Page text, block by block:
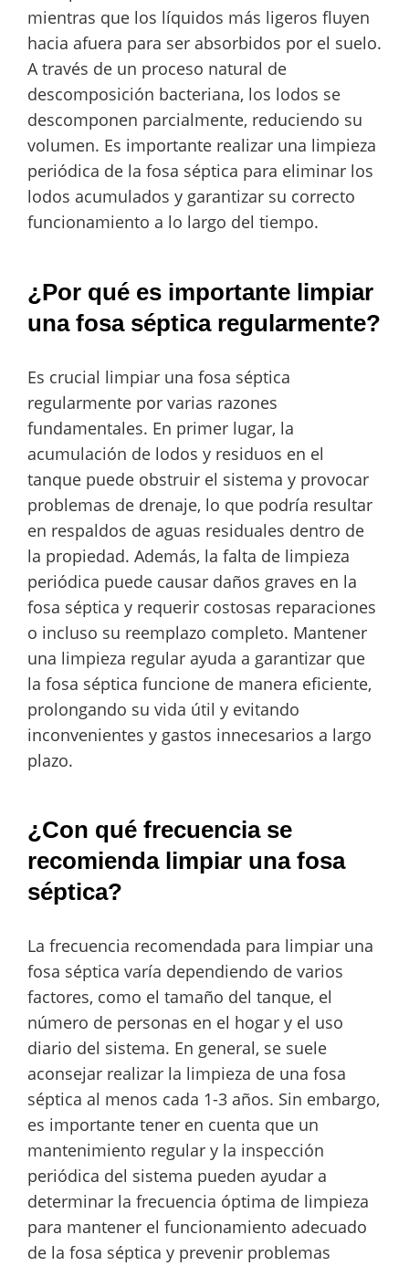
mientras que los líquidos más ligeros fluyen
hacia afuera para ser absorbidos por el suelo.
A través de un proceso natural de
descomposición bacteriana, los lodos se
descomponen parcialmente, reduciendo su
volumen. Es importante realizar una limpieza
periódica de la fosa séptica para eliminar los
lodos acumulados y garantizar su correcto
funcionamiento a lo largo del tiempo.
¿Por qué es importante limpiar
una fosa séptica regularmente?
Es crucial limpiar una fosa séptica
regularmente por varias razones
fundamentales. En primer lugar, la
acumulación de lodos y residuos en el
tanque puede obstruir el sistema y provocar
problemas de drenaje, lo que podría resultar
en respaldos de aguas residuales dentro de
la propiedad. Además, la falta de limpieza
periódica puede causar daños graves en la
fosa séptica y requerir costosas reparaciones
o incluso su reemplazo completo. Mantener
una limpieza regular ayuda a garantizar que
la fosa séptica funcione de manera eficiente,
prolongando su vida útil y evitando
inconvenientes y gastos innecesarios a largo
plazo.
¿Con qué frecuencia se
recomienda limpiar una fosa
séptica?
La frecuencia recomendada para limpiar una
fosa séptica varía dependiendo de varios
factores, como el tamaño del tanque, el
número de personas en el hogar y el uso
diario del sistema. En general, se suele
aconsejar realizar la limpieza de una fosa
séptica al menos cada 1-3 años. Sin embargo,
es importante tener en cuenta que un
mantenimiento regular y la inspección
periódica del sistema pueden ayudar a
determinar la frecuencia óptima de limpieza
para mantener el funcionamiento adecuado
de la fosa séptica y prevenir problemas